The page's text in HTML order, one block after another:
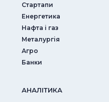
Стартапи
Енергетика
Нафта і газ
Металургія
Агро
Банки
АНАЛIТИКА